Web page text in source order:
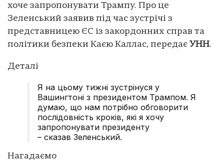
хоче запропонувати Трампу. Про це
Зеленський заявив під час зустрічі з
представницею ЄС із закордонних справ та
політики безпеки Каєю Каллас, передає УНН.
Деталі
Я на цьому тижні зустрінуся у
Вашингтоні з президентом Трампом. Я
думаю, що нам потрібно обговорити
послідовність кроків, які я хочу
запропонувати президенту
– сказав Зеленський.
Нагадаємо